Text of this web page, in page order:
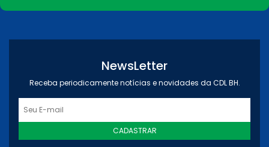
NewsLetter
Receba periodicamente notícias e novidades da CDL BH.
CADASTRAR